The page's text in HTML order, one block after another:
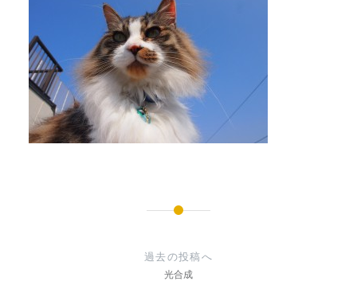
過去の投稿へ
光合成